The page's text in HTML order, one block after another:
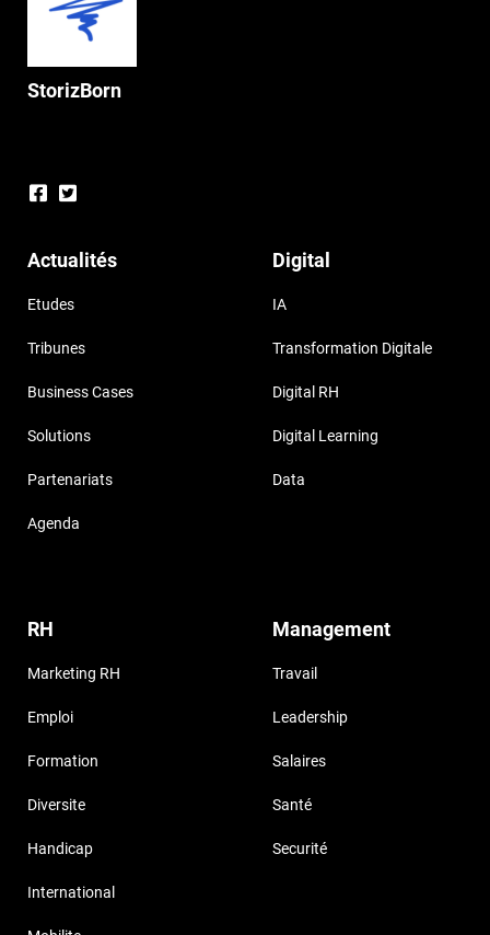
StorizBorn
Actualités
Etudes
Tribunes
Business Cases
Solutions
Partenariats
Agenda
Digital
IA
Transformation Digitale
Digital RH
Digital Learning
Data
RH
Marketing RH
Emploi
Formation
Diversite
Handicap
International
Management
Travail
Leadership
Salaires
Santé
Securité